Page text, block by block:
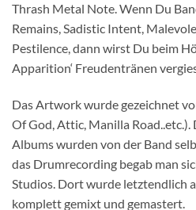
Thrash Metal Note. Wenn Du
Remains, Sadistic Intent,
Pestilence, dann wirst Du beim
Apparition‘ Freudentränen
Das Artwork wurde gezeichnet
Of God, Attic, Manilla Road..etc.).
Albums wurden von der Band
das Drumrecording begab man
Studios. Dort wurde letztendlich
komplett gemixt und gemastert.